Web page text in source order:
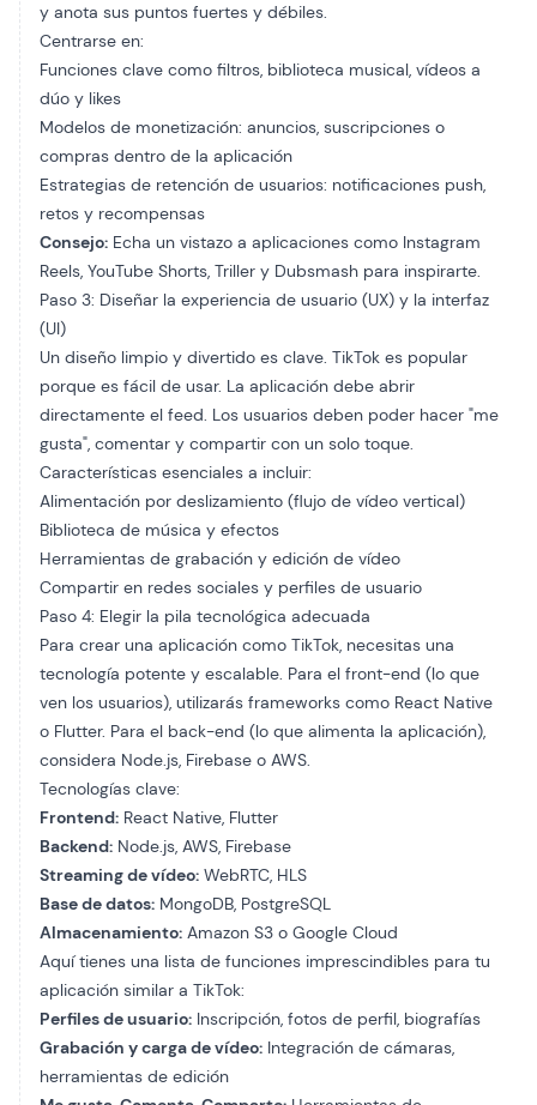
y anota sus puntos fuertes y débiles.
Centrarse en:
Funciones clave como filtros, biblioteca musical, vídeos a
dúo y likes
Modelos de monetización: anuncios, suscripciones o
compras dentro de la aplicación
Estrategias de retención de usuarios: notificaciones push,
retos y recompensas
Consejo: Echa un vistazo a aplicaciones como Instagram
Reels, YouTube Shorts, Triller y Dubsmash para inspirarte.
Paso 3: Diseñar la experiencia de usuario (UX) y la interfaz
(UI)
Un diseño limpio y divertido es clave. TikTok es popular
porque es fácil de usar. La aplicación debe abrir
directamente el feed. Los usuarios deben poder hacer "me
gusta", comentar y compartir con un solo toque.
Características esenciales a incluir:
Alimentación por deslizamiento (flujo de vídeo vertical)
Biblioteca de música y efectos
Herramientas de grabación y edición de vídeo
Compartir en redes sociales y perfiles de usuario
Paso 4: Elegir la pila tecnológica adecuada
Para crear una aplicación como TikTok, necesitas una
tecnología potente y escalable. Para el front-end (lo que
ven los usuarios), utilizarás frameworks como React Native
o Flutter. Para el back-end (lo que alimenta la aplicación),
considera Node.js, Firebase o AWS.
Tecnologías clave:
Frontend: React Native, Flutter
Backend: Node.js, AWS, Firebase
Streaming de vídeo: WebRTC, HLS
Base de datos: MongoDB, PostgreSQL
Almacenamiento: Amazon S3 o Google Cloud
Aquí tienes una lista de funciones imprescindibles para tu
aplicación similar a TikTok:
Perfiles de usuario: Inscripción, fotos de perfil, biografías
Grabación y carga de vídeo: Integración de cámaras,
herramientas de edición